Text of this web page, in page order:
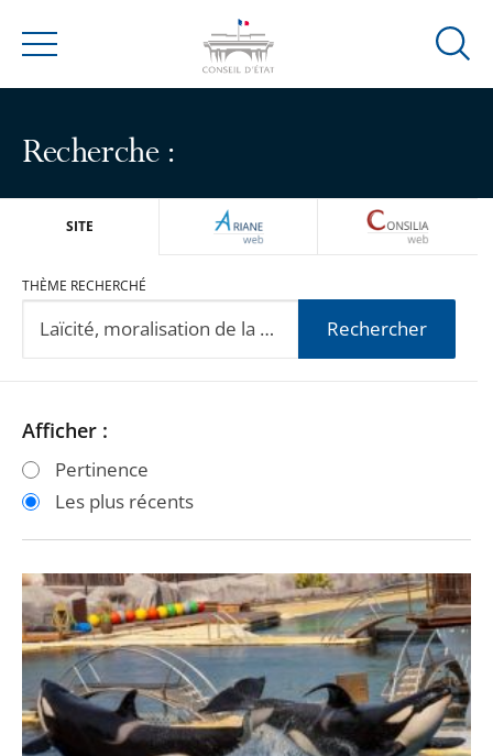
Menu
Ouvrir
Recherche :
SITE ARIANEWEB
THÈME RECHERCHÉ
Rechercher
Passer
les
filtres
après
Passer
les
filtres
avant
Afficher :
Pertinence
Les plus récents
Cétacés
en
captivité
la
législation